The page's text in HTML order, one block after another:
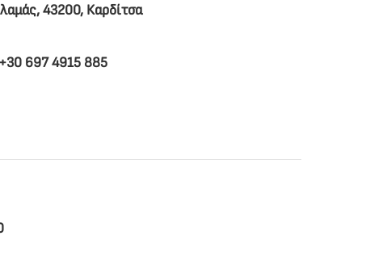
43200, Καρδίτσα
+30 697 4915 885